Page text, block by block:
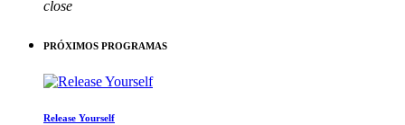
close
PRÓXIMOS PROGRAMAS
Release Yourself